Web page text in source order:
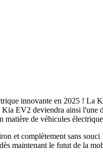
innovante en 2025 ! La
EV2 deviendra ainsi l'une
matière de véhicules
et complètement sans
le futut de la